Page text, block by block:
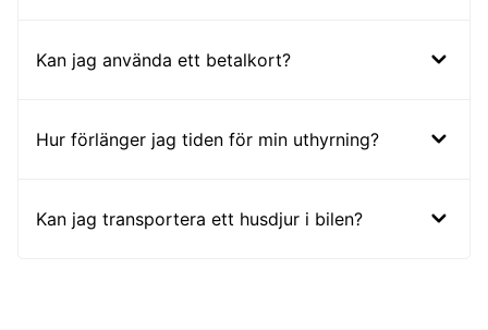
Kan jag använda ett betalkort?
Hur förlänger jag tiden för min uthyrning?
Kan jag transportera ett husdjur i bilen?